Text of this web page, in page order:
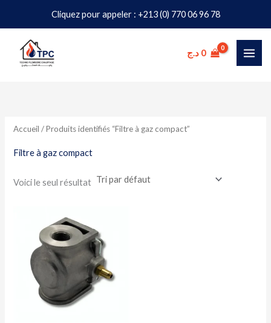
Cliquez pour appeler : +213 (0) 770 06 96 78
contenu
0 د.ج
Accueil / Produits identifiés “Filtre à gaz compact”
Filtre à gaz compact
Voici le seul résultat